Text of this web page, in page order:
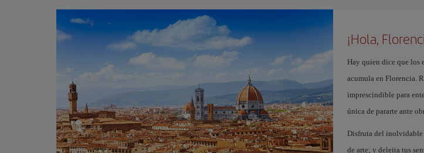
¡Hola,
Hay quien dice que los
acumula en Florencia.
imprescindible para
única de pararte ante
Disfruta del inolvidable
de arte; y deleita tus